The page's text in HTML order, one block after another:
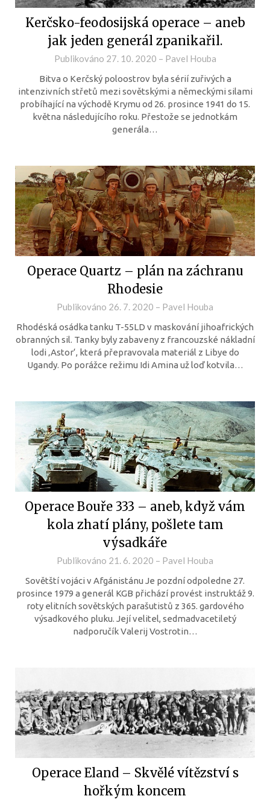
Kerčsko-feodosijská operace – aneb
jak jeden generál zpanikařil.
Publikováno 27. 10. 2020 – Pavel Houba
Bitva o Kerčský poloostrov byla sérií zuřivých a
intenzivních střetů mezi sovětskými a německými silami
probíhající na východě Krymu od 26. prosince 1941 do 15.
května následujícího roku. Přestože se jednotkám
generála…
Operace Quartz – plán na záchranu
Rhodesie
Publikováno 26. 7. 2020 – Pavel Houba
Rhodéská osádka tanku T-55LD v maskování jihoafrických
obranných sil. Tanky byly zabaveny z francouzské nákladní
lodi ‚Astor‘, která přepravovala materiál z Libye do
Ugandy. Po porážce režimu Idi Amina už loď kotvila…
Operace Bouře 333 – aneb, když vám
kola zhatí plány, pošlete tam
výsadkáře
Publikováno 21. 6. 2020 – Pavel Houba
Sovětští vojáci v Afgánistánu Je pozdní odpoledne 27.
prosince 1979 a generál KGB přichází provést instruktáž 9.
roty elitních sovětských parašutistů z 365. gardového
výsadkového pluku. Její velitel, sedmadvacetiletý
nadporučík Valerij Vostrotin…
Operace Eland – Skvělé vítězství s
hořkým koncem